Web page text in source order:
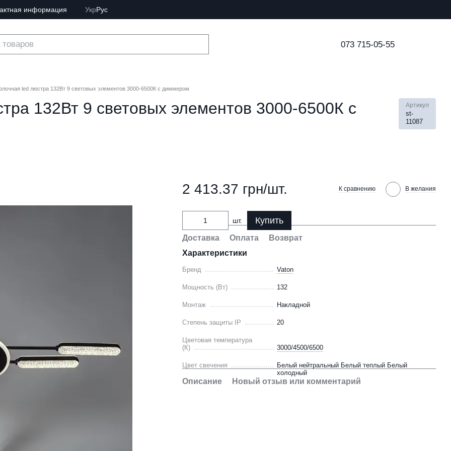
информация УкрРус
073 715-05-55
led люстра 132Вт 9 световых элементов 3000-6500К с диммером
132Вт 9 световых элементов 3000-6500К с
Артикул
st-
11087
2 413.37 грн/шт. К сравнению В желания
шт. Купить
Доставка Оплата
Возврат
Характеристики
Бренд Vaton
Мощность (Вт) 132
Монтаж Накладной
Степень защиты IP 20
Цветовая температура
(К)
3000/4500/6500
Цвет свечения
Белый нейтральный Белый теплый Белый
холодный
Описание Новый отзыв или комментарий